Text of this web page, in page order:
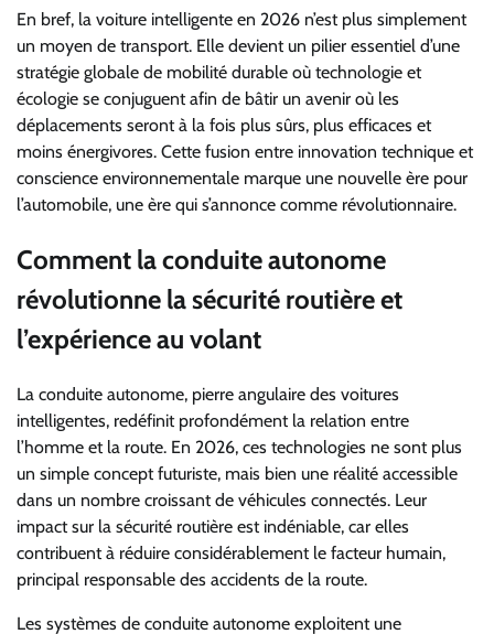
En bref, la voiture intelligente en 2026 n’est plus simplement
un moyen de transport. Elle devient un pilier essentiel d’une
stratégie globale de mobilité durable où technologie et
écologie se conjuguent afin de bâtir un avenir où les
déplacements seront à la fois plus sûrs, plus efficaces et
moins énergivores. Cette fusion entre innovation technique et
conscience environnementale marque une nouvelle ère pour
l’automobile, une ère qui s’annonce comme révolutionnaire.
Comment la conduite autonome
révolutionne la sécurité routière et
l’expérience au volant
La conduite autonome, pierre angulaire des voitures
intelligentes, redéfinit profondément la relation entre
l’homme et la route. En 2026, ces technologies ne sont plus
un simple concept futuriste, mais bien une réalité accessible
dans un nombre croissant de véhicules connectés. Leur
impact sur la sécurité routière est indéniable, car elles
contribuent à réduire considérablement le facteur humain,
principal responsable des accidents de la route.
Les systèmes de conduite autonome exploitent une